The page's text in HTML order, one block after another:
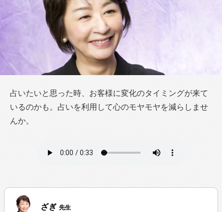
占いたいと思った時、お客様に変化のタイミングが来て
いるのかも。占いを利用して心のモヤモヤを減らしませ
んか。
ざぎ 先生